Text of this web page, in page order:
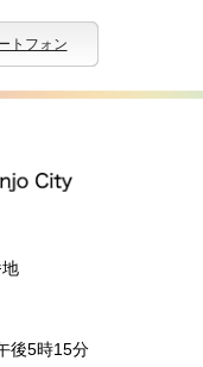
トフォン
後5時15分